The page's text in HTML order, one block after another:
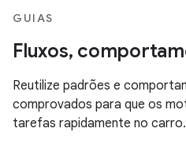
GUIAS
Fluxos,
Reutilize padrões e
comprovados para que os
tarefas rapidamente no carro.